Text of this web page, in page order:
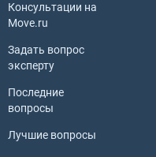
Консультации на
Move.ru
Задать вопрос
эксперту
Последние
вопросы
Лучшие вопросы